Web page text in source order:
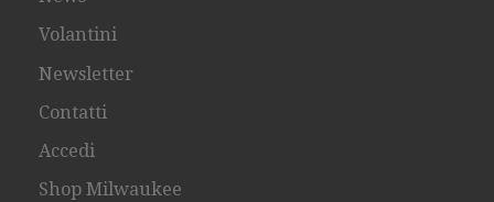
Volantini
Newsletter
Contatti
Accedi
Shop Milwaukee